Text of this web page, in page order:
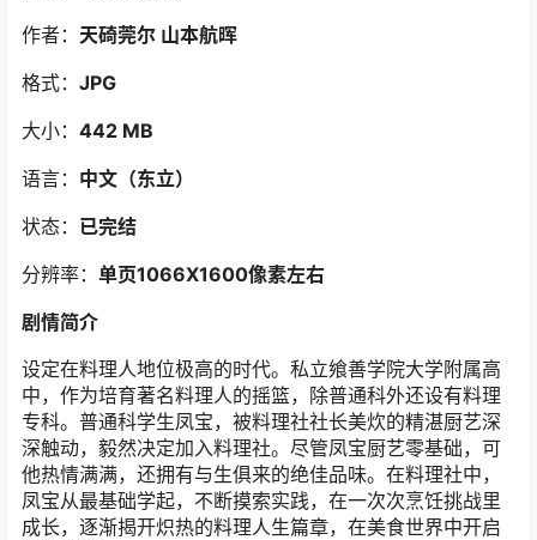
作者： 天碕莞尔 山本航晖
格式： JPG
大小： 442 MB
语言： 中文（东立）
状态： 已完结
分辨率： 单页1066X1600像素左右
剧情简介
设定在料理人地位极高的时代。私立飨善学院大学附属高
中，作为培育著名料理人的摇篮，除普通科外还设有料理
专科。普通科学生凤宝，被料理社社长美炊的精湛厨艺深
深触动，毅然决定加入料理社。尽管凤宝厨艺零基础，可
他热情满满，还拥有与生俱来的绝佳品味。在料理社中，
凤宝从最基础学起，不断摸索实践，在一次次烹饪挑战里
成长，逐渐揭开炽热的料理人生篇章，在美食世界中开启